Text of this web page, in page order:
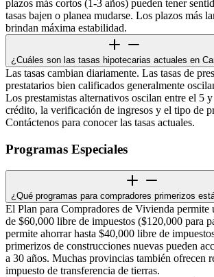
plazos más cortos (1-3 años) pueden tener
tasas bajen o planea mudarse. Los plazos más
brindan máxima estabilidad.
¿Cuáles son las tasas hipotecarias actuales en
Las tasas cambian diariamente. Las tasas de
prestatarios bien calificados generalmente
Los prestamistas alternativos oscilan entre el 5
crédito, la verificación de ingresos y el tipo de
Contáctenos para conocer las tasas actuales.
Programas Especiales
¿Qué programas para compradores primerizos
El Plan para Compradores de Vivienda permite
de $60,000 libre de impuestos ($120,000 para
permite ahorrar hasta $40,000 libre de
primerizos de construcciones nuevas pueden
a 30 años. Muchas provincias también ofrecen
impuesto de transferencia de tierras.